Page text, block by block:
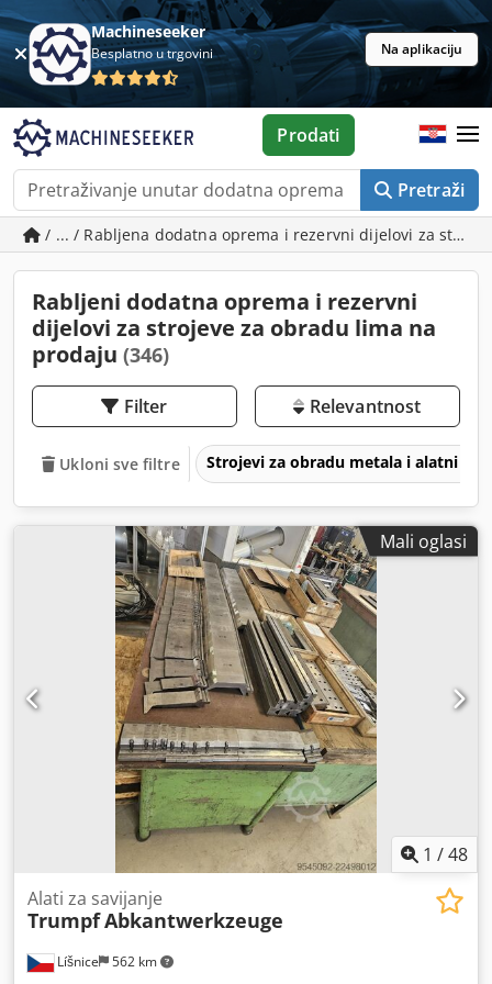
Machineseeker
Besplatno u trgovini Na aplikaciju
Pretraži
Prodati
/ ... / Rabljena dodatna oprema i rezervni dijelovi za
Rabljeni dodatna oprema i rezervni
dijelovi za strojeve za obradu lima na
prodaju (346)
Filter Relevantnost
Ukloni sve filtre Strojevi za obradu metala i alatni
Mali oglasi
1 /48
Líšnice 562 km
Alati za savijanje
TrumpfAbkantwerkzeuge